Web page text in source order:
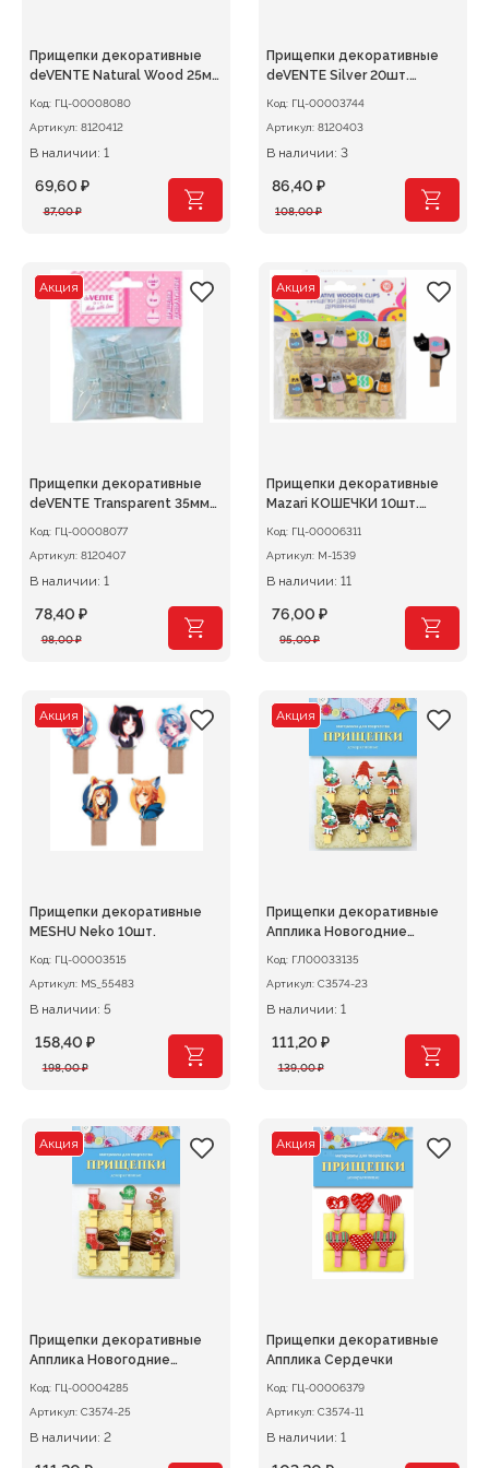
Прищепки декоративные
deVENTE Natural Wood 25мм
Код: ГЦ-00008080
Артикул: 8120412
В наличии: 1
87,00₽
Первоначальная
87,00 ₽.
69,60 ₽
Текущая
Прищепки декоративные
deVENTE Silver 20шт.
деревянные, серебристые
Код: ГЦ-00003744
Артикул: 8120403
В наличии: 3
108,00₽
Первоначальная
108,00 ₽.
86,40 ₽
Текущая
Акция
Прищепки декоративные
deVENTE Transparent 35мм
Код: ГЦ-00008077
Артикул: 8120407
В наличии: 1
98,00₽
Первоначальная
98,00 ₽.
78,40 ₽
Текущая
Акция
Прищепки декоративные
Mazari КОШЕЧКИ 10шт.
деревянные
Код: ГЦ-00006311
Артикул: М-1539
В наличии: 11
95,00₽
Первоначальная
95,00 ₽.
76,00 ₽
Текущая
Акция
Прищепки декоративные
MESHU Neko 10шт.
Код: ГЦ-00003515
Артикул: MS_55483
В наличии: 5
198,00₽
Первоначальная
198,00 ₽.
158,40 ₽
Текущая
Акция
Прищепки декоративные
Апплика Новогодние
Код: ГЛ00033135
Артикул: С3574-23
В наличии: 1
139,00₽
Первоначальная
139,00 ₽.
111,20 ₽
Текущая
Акция
Прищепки декоративные
Апплика Новогодние
Код: ГЦ-00004285
Артикул: С3574-25
В наличии: 2
Акция
Прищепки декоративные
Апплика Сердечки
Код: ГЦ-00006379
Артикул: С3574-11
В наличии: 1